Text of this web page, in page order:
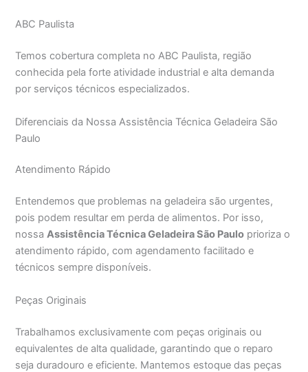
ABC Paulista
Temos cobertura completa no ABC Paulista, região
conhecida pela forte atividade industrial e alta demanda
por serviços técnicos especializados.
Diferenciais da Nossa Assistência Técnica Geladeira São
Paulo
Atendimento Rápido
Entendemos que problemas na geladeira são urgentes,
pois podem resultar em perda de alimentos. Por isso,
nossaAssistência Técnica Geladeira São Paulo prioriza o
atendimento rápido, com agendamento facilitado e
técnicos sempre disponíveis.
Peças Originais
Trabalhamos exclusivamente com peças originais ou
equivalentes de alta qualidade, garantindo que o reparo
seja duradouro e eficiente. Mantemos estoque das peças